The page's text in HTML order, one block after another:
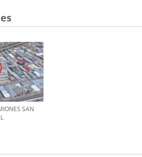
SAN